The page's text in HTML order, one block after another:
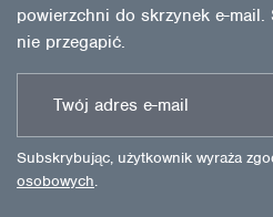
powierzchni do skrzynek e-
nie przegapić.
Subskrybując, użytkownik wyraża
osobowych.